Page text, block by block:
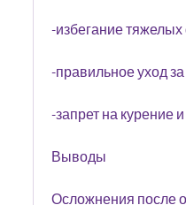
-избегание тяжелых
-правильное уход
-запрет на курение
Выводы
Осложнения после